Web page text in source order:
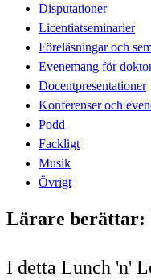
Disputationer
Licentiatseminarier
Föreläsningar och
Evenemang för
Docentpresentationer
Konferenser och
Podd
Fackligt
Musik
Övrigt
Lärare berättar:
I detta Lunch 'n'